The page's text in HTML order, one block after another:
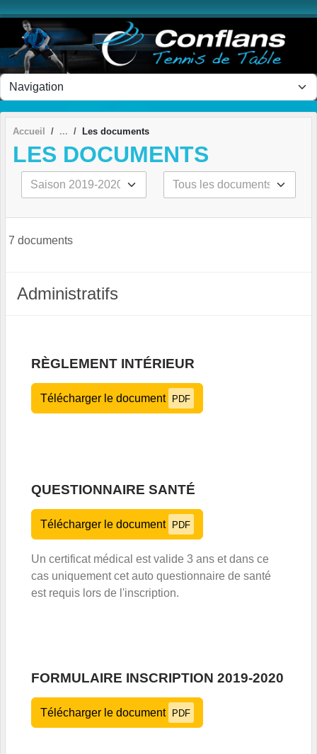
Accueil Les documents
LES DOCUMENTS
7 documents
Administratifs
RÈGLEMENT INTÉRIEUR
Télécharger le document PDF
QUESTIONNAIRE SANTÉ
Télécharger le document PDF
Un certificat médical est valide 3 ans et dans ce
cas uniquement cet auto questionnaire de santé
est requis lors de l'inscription.
FORMULAIRE INSCRIPTION 2019-2020
Télécharger le document PDF